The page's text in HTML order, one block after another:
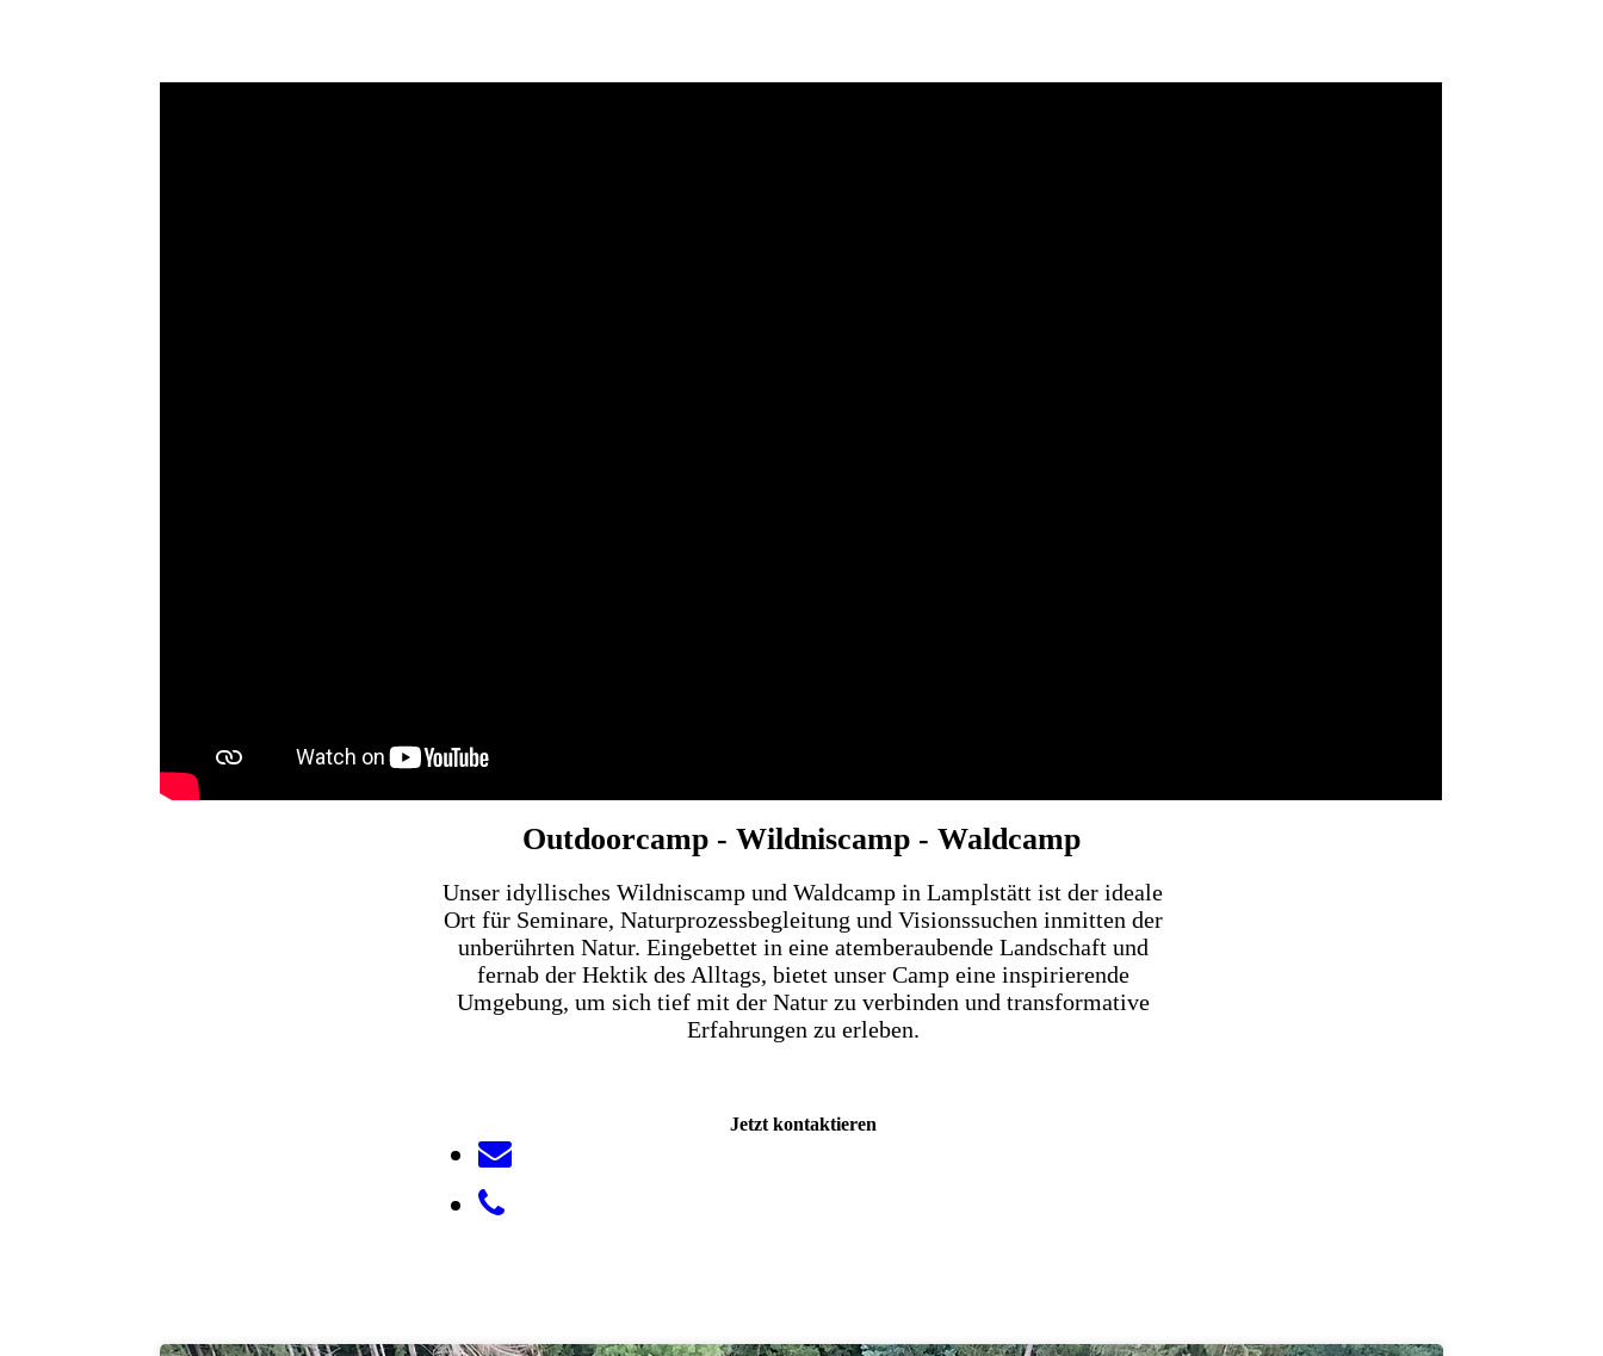
Outdoorcamp - Wildniscamp - Waldcamp
Unser idyllisches Wildniscamp und Waldcamp in Lamplstätt ist der ideale
Ort für Seminare, Natur­prozess­begleitung und Visionssuchen inmitten der
unberührten Natur. Eingebettet in eine atem­beraubende Landschaft und
fernab der Hektik des Alltags, bietet unser Camp eine inspirierende
Umgebung, um sich tief mit der Natur zu verbinden und transformative
Erfahrungen zu erleben.
Jetzt kontaktieren